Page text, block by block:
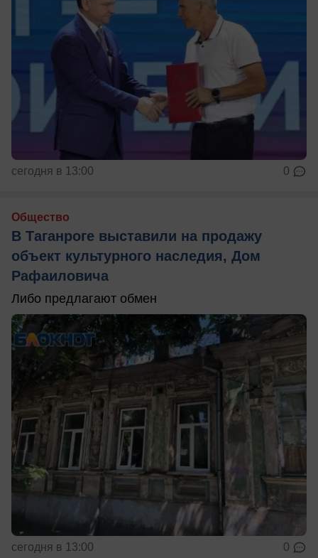
сегодня в 13:00 0
Общество
В Таганроге выставили на продажу
объект культурного наследия, Дом
Рафаиловича
Либо предлагают обмен
сегодня в 13:00 0